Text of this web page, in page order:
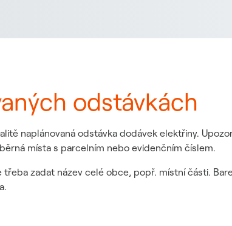
odstávkách
naplánovaná odstávka dodávek elektřiny.
místa s parcelním nebo evidenčním číslem.
zadat název celé obce, popř. místní části.